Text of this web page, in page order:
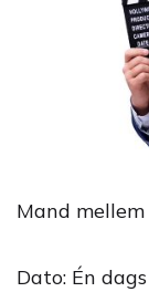
Mand
Dato: Én